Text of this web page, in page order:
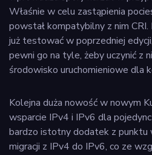
Właśnie w celu zastąpienia
powstał kompatybilny z nim CRI.
już testować w poprzedniej
pewni go na tyle, żeby uczynić z
środowisko uruchomieniowe dla
Kolejna duża nowość w nowym
wsparcie IPv4 i IPv6 dla
bardzo istotny dodatek z punktu
migracji z IPv4 do IPv6, co ze